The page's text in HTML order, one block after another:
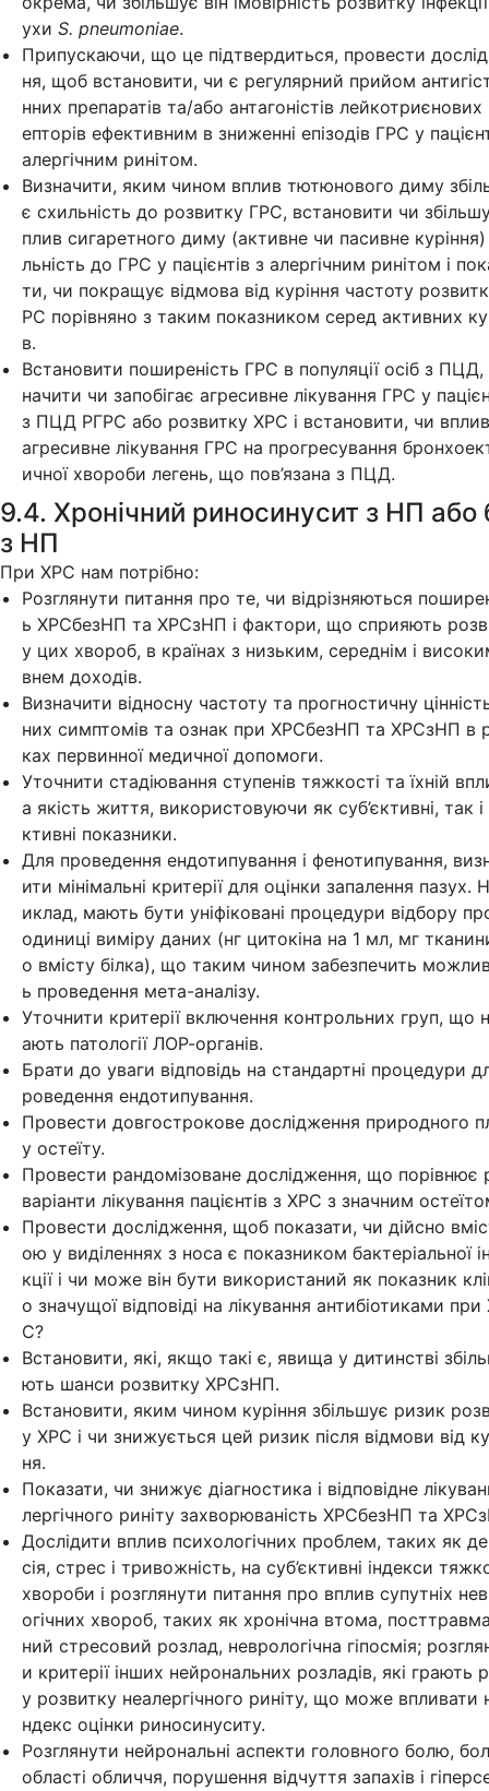
ухи S. pneumoniae.
Припускаючи, що це підтвердиться, провести
ня, щоб встановити, чи є регулярний прийом
нних препаратів та/або антагоністів
епторів ефективним в зниженні епізодів ГРС у
алергічним ринітом.
Визначити, яким чином вплив тютюнового диму
є схильність до розвитку ГРС, встановити чи
плив сигаретного диму (активне чи пасивне
льність до ГРС у пацієнтів з алергічним ринітом і
ти, чи покращує відмова від куріння частоту
РС порівняно з таким показником серед активних
в.
Встановити поширеність ГРС в популяції осіб з ПЦД,
начити чи запобігає агресивне лікування ГРС у
з ПЦД РГРС або розвитку ХРС і встановити, чи
агресивне лікування ГРС на прогресування
ичної хвороби легень, що пов’язана з ПЦД.
9.4. Хронічний риносинусит з НП або
з НП
При ХРС нам потрібно:
Розглянути питання про те, чи відрізняються
ь ХРСбезНП та ХРСзНП і фактори, що сприяють
у цих хвороб, в країнах з низьким, середнім і
внем доходів.
Визначити відносну частоту та прогностичну
них симптомів та ознак при ХРСбезНП та ХРСзНП в
ках первинної медичної допомоги.
Уточнити стадіювання ступенів тяжкості та їхній
а якість життя, використовуючи як суб’єктивні, так і
ктивні показники.
Для проведення ендотипування і фенотипування,
ити мінімальні критерії для оцінки запалення пазух.
иклад, мають бути уніфіковані процедури відбору
одиниці виміру даних (нг цитокіна на 1 мл, мг
о вмісту білка), що таким чином забезпечить
ь проведення мета-аналізу.
Уточнити критерії включення контрольних груп, що
ають патології ЛОР-органів.
Брати до уваги відповідь на стандартні процедури
роведення ендотипування.
Провести довгострокове дослідження природного
у остеїту.
Провести рандомізоване дослідження, що порівнює
варіанти лікування пацієнтів з ХРС з значним
Провести дослідження, щоб показати, чи дійсно
ою у виділеннях з носа є показником бактеріальної
кції і чи може він бути використаний як показник
о значущої відповіді на лікування антибіотиками при
С?
Встановити, які, якщо такі є, явища у дитинстві
ють шанси розвитку ХРСзНП.
Встановити, яким чином куріння збільшує ризик
у ХРС і чи знижується цей ризик після відмови від
ня.
Показати, чи знижує діагностика і відповідне
лергічного риніту захворюваність ХРСбезНП та
Дослідити вплив психологічних проблем, таких як
сія, стрес і тривожність, на суб’єктивні індекси
хвороби і розглянути питання про вплив супутніх
огічних хвороб, таких як хронічна втома,
ний стресовий розлад, неврологічна гіпосмія;
и критерії інших нейрональних розладів, які грають
у розвитку неалергічного риніту, що може впливати
ндекс оцінки риносинуситу.
Розглянути нейрональні аспекти головного болю,
області обличчя, порушення відчуття запахів і